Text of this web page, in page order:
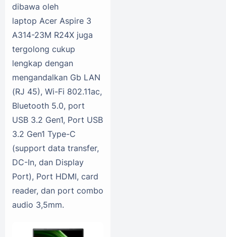
dibawa oleh
laptop Acer Aspire 3
A314-23M R24X juga
tergolong cukup
lengkap dengan
mengandalkan Gb LAN
(RJ 45), Wi-Fi 802.11ac,
Bluetooth 5.0, port
USB 3.2 Gen1, Port USB
3.2 Gen1 Type-C
(support data transfer,
DC-In, dan Display
Port), Port HDMI, card
reader, dan port combo
audio 3,5mm.